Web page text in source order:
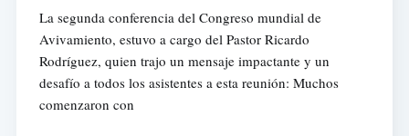
La segunda conferencia del Congreso mundial de
Avivamiento, estuvo a cargo del Pastor Ricardo
Rodríguez, quien trajo un mensaje impactante y un
desafío a todos los asistentes a esta reunión: Muchos
comenzaron con